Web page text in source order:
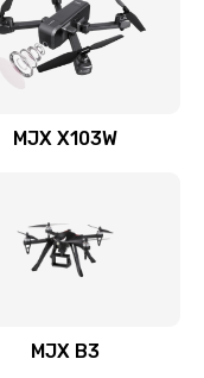
MJX X103W
MJX B3